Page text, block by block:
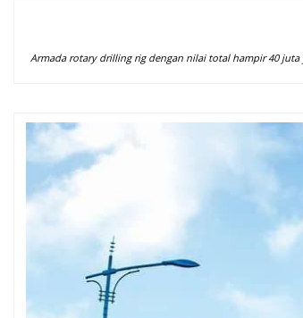
Armada rotary drilling rig dengan nilai total hampir 40